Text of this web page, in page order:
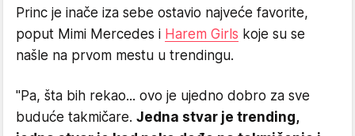
Princ je inače iza sebe ostavio najveće favorite,
poput Mimi Mercedes i Harem Girls koje su se
našle na prvom mestu u trendingu.
"Pa, šta bih rekao... ovo je ujedno dobro za sve
buduće takmičare. Jedna stvar je trending,